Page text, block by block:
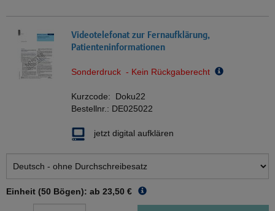
Videotelefonat zur Fernaufklärung,
Patienteninformationen
Sonderdruck - Kein Rückgaberecht
Kurzcode: Doku22
Bestellnr.: DE025022
jetzt digital aufklären
Einheit (50 Bögen): ab 23,50 €